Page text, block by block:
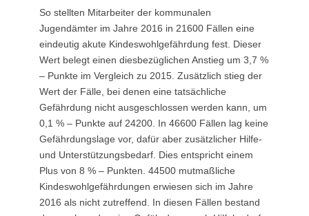
So stellten Mitarbeiter der kommunalen
Jugendämter im Jahre 2016 in 21600 Fällen eine
eindeutig akute Kindeswohlgefährdung fest. Dieser
Wert belegt einen diesbezüglichen Anstieg um 3,7 %
– Punkte im Vergleich zu 2015. Zusätzlich stieg der
Wert der Fälle, bei denen eine tatsächliche
Gefährdung nicht ausgeschlossen werden kann, um
0,1 % – Punkte auf 24200. In 46600 Fällen lag keine
Gefährdungslage vor, dafür aber zusätzlicher Hilfe-
und Unterstützungsbedarf. Dies entspricht einem
Plus von 8 % – Punkten. 44500 mutmaßliche
Kindeswohlgefährdungen erwiesen sich im Jahre
2016 als nicht zutreffend. In diesen Fällen bestand